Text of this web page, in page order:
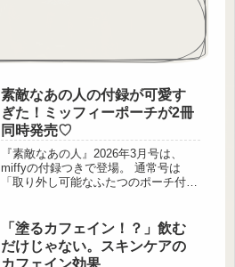
素敵なあの人の付録が可愛す
ぎた！ミッフィーポーチが2冊
同時発売♡
『素敵なあの人』2026年3月号は、
miffyの付録つきで登場。 通常号は
「取り外し可能なふたつのポーチ付き
クトポーチ」と、どちらも“持ち歩き
やすさ”に寄せたラインアップです。
今回は、実物写真をもとに、見た目・
「塗るカフェイン！？」飲む
だけじゃない。スキンケアの
カフェイン効果